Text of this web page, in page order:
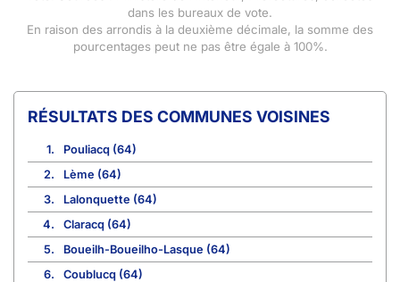
dans les bureaux de vote.
En raison des arrondis à la deuxième décimale, la somme des
pourcentages peut ne pas être égale à 100%.
COMMUNES VOISINES
1.
Pouliacq (64)
2.
Lème (64)
3.
Lalonquette (64)
4.
Claracq (64)
5.
Boueilh-Boueilho-Lasque (64)
6.
Coublucq (64)